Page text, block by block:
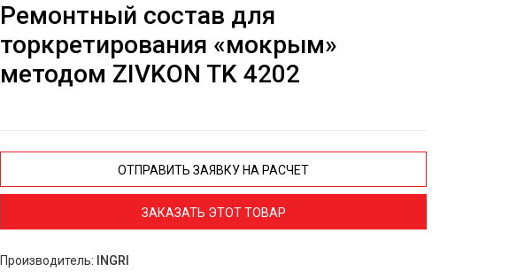
Ремонтный состав для
торкретирования «мокрым»
методом ZIVKON TK 4202
ОТПРАВИТЬ ЗАЯВКУ НА РАСЧЕТ
ЗАКАЗАТЬ ЭТОТ ТОВАР
Производитель:
INGRI